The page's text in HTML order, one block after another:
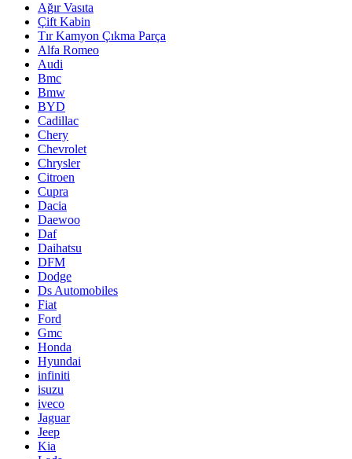
Ağır Vasıta
Çift Kabin
Tır Kamyon Çıkma Parça
Alfa Romeo
Audi
Bmc
Bmw
BYD
Cadillac
Chery
Chevrolet
Chrysler
Citroen
Cupra
Dacia
Daewoo
Daf
Daihatsu
DFM
Dodge
Ds Automobiles
Fiat
Ford
Gmc
Honda
Hyundai
infiniti
isuzu
iveco
Jaguar
Jeep
Kia